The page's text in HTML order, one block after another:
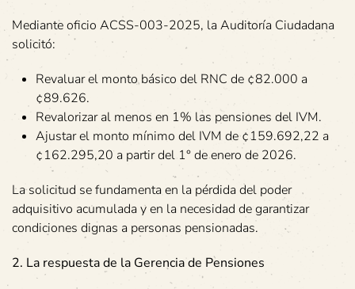
Mediante oficio ACSS-003-2025, la Auditoría Ciudadana
solicitó:
Revaluar el monto básico del RNC de ¢82.000 a
¢89.626.
Revalorizar al menos en 1% las pensiones del IVM.
Ajustar el monto mínimo del IVM de ¢159.692,22 a
¢162.295,20 a partir del 1° de enero de 2026.
La solicitud se fundamenta en la pérdida del poder
adquisitivo acumulada y en la necesidad de garantizar
condiciones dignas a personas pensionadas.
2. La respuesta de la Gerencia de Pensiones